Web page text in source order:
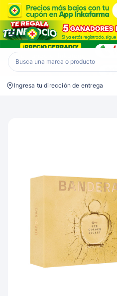
Inkafarma
Ingresa tu dirección de entrega